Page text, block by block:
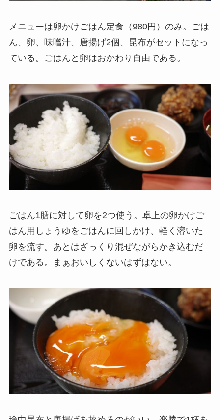
メニューは卵かけごはん定食（980円）のみ。ごは
ん、卵、味噌汁、唐揚げ2個、昆布がセットになっ
ている。ごはんと卵はおかわり自由である。
ごはん1膳に対して卵を2つ使う。卓上の卵かけご
はん用しょうゆをごはんに回しかけ、軽く溶いた
卵を流す。あとはざっくり混ぜながらかき込むだ
けである。まぁおいしくないはずはない。